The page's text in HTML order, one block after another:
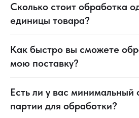
Сколько стоит обработка
единицы товара?
Как быстро вы сможете
мою поставку?
Есть ли у вас минимальный
партии для обработки?